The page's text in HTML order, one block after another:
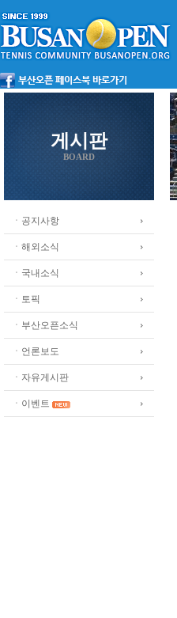
게시판
BOARD
ㆍ공지사항
ㆍ해외소식
ㆍ국내소식
ㆍ토픽
ㆍ부산오픈소식
ㆍ언론보도
ㆍ자유게시판
ㆍ이벤트